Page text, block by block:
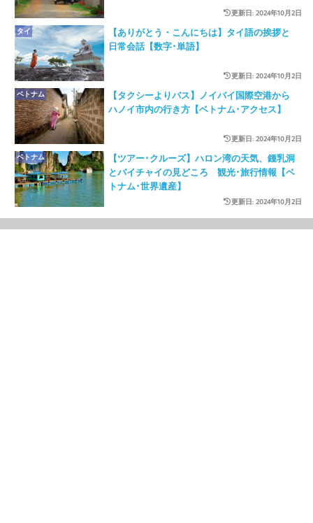
更新日: 2024年10月2日
【ありがとう・こんにちは】タイ語の挨拶と
日常会話【数字･単語】
タイ
更新日: 2024年10月2日
【タクシーよりバス】ノイバイ国際空港から
ハノイ市内の行き方【ベトナム･アクセス】
ベトナム
更新日: 2024年10月2日
【ツアー･クルーズ】ハロン湾の天気、鍾乳洞
とバイチャイの見どころ 観光･旅行情報【ベ
トナム･世界遺産】
ベトナム
更新日: 2024年10月2日